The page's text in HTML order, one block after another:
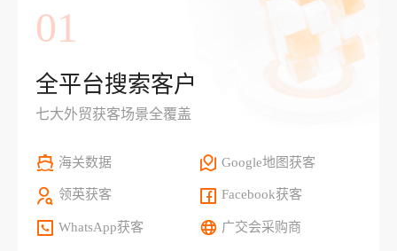
01
全平台搜索客户
七大外贸获客场景全覆盖
海关数据 Google地图获客
领英获客 Facebook获客
WhatsApp获客 广交会采购商